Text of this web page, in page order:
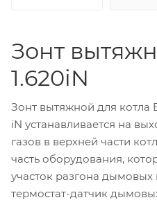
Зонт
1.620iN
Зонт вытяжной для котла
iN устанавливается на
газов в верхней части
часть оборудования,
участок разгона дымовых
термостат-датчик